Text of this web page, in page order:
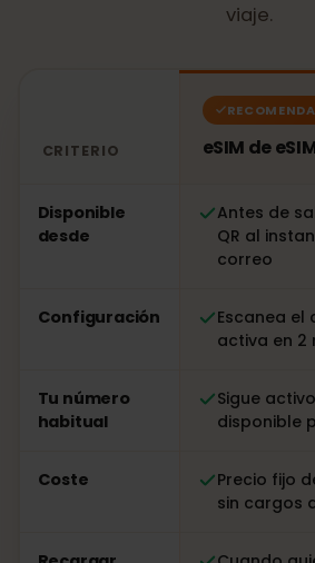
viaje.
CRITERIO eSIM de
Disponible
desde
Antes de
QR al
correo
Configuración
Escanea el
activa en 2
Tu número
habitual
Sigue
disponible
Coste
Precio fijo
sin cargos